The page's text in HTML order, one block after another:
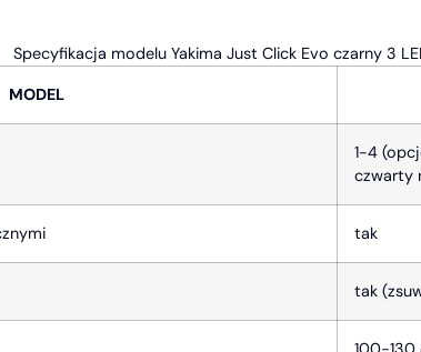
Specyfikacja modelu Yakima Just Click Evo czarny 3
MODEL
1-4
czwarty
tak
tak